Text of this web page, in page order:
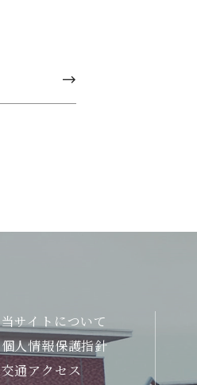
当サイトについて
個人情報保護指針
交通アクセス